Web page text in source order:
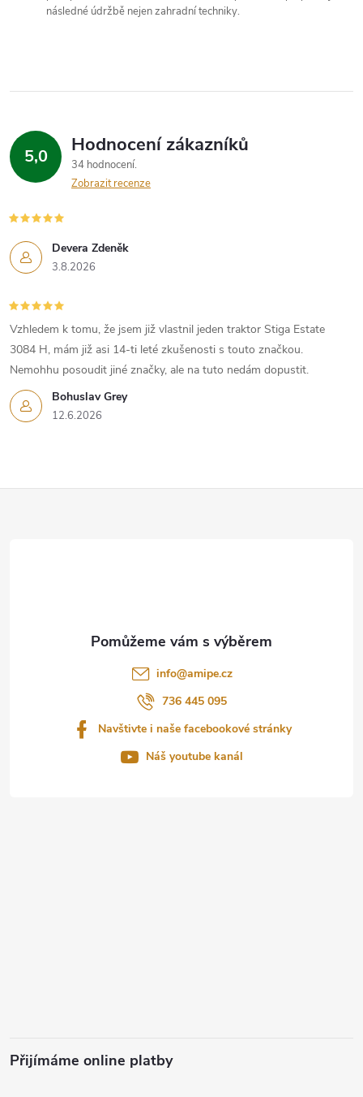
následné údržbě nejen zahradní techniky.
5,0 Hodnocení zákazníků
34 hodnocení
Zobrazit recenze
Devera Zdeněk
3.8.2026
Bohuslav Grey
12.6.2026
Vzhledem k tomu, že jsem již vlastnil jeden traktor Stiga Estate
3084 H, mám již asi 14-ti leté zkušenosti s touto značkou.
Nemohhu posoudit jiné značky, ale na tuto nedám dopustit.
info@amipe.cz
736 445 095
Navštivte i naše facebookové stránky
Náš youtube kanál
Přijímáme online platby